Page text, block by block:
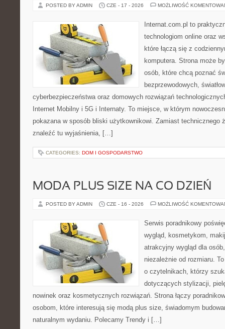
POSTED BY ADMIN CZE - 17 - 2026 MOŻLIWOŚĆ
Internat.com.pl to
technologiom online oraz
które łączą się z
komputera. Strona może
osób, które chcą poznać
bezprzewodowych,
cyberbezpieczeństwa oraz domowych rozwiązań
Internet Mobilny i 5G i Internaty. To miejsce, w którym
pokazana w sposób bliski użytkownikowi. Zamiast technicznego
znaleźć tu wyjaśnienia, […]
CATEGORIES: DOM I GOSPODARSTWO
MODA PLUS SIZE NA CO DZIEŃ
POSTED BY ADMIN CZE - 16 - 2026 MOŻLIWOŚĆ
Serwis poradnikowy
wygląd, kosmetykom,
atrakcyjny wygląd dla
niezależnie od rozmiaru.
o czytelnikach, którzy
dotyczących stylizacji,
nowinek oraz kosmetycznych rozwiązań. Strona łączy
osobom, które interesują się modą plus size, świadomym
naturalnym wydaniu. Polecamy Trendy i […]